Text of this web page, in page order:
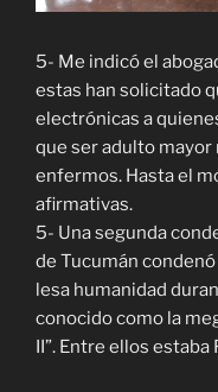
5- Me indicó el
estas han solicitado
electrónicas a
que ser adulto
enfermos. Hasta el
afirmativas.
5- Una segunda
de Tucumán
lesa humanidad
conocido como la
II”. Entre ellos estaba